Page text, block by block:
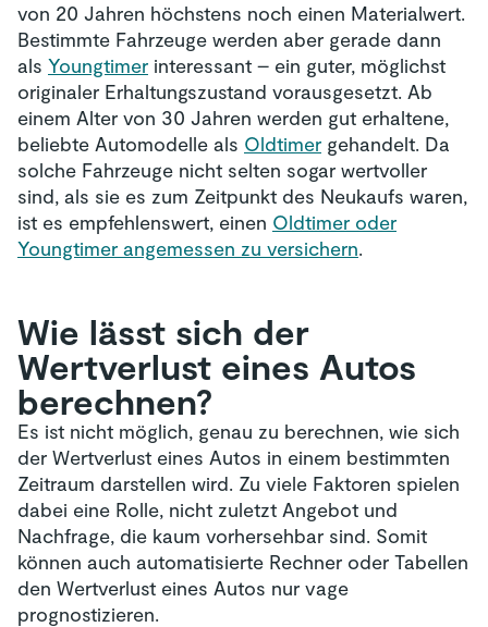
von 20 Jahren höchstens noch einen Materialwert.
Bestimmte Fahrzeuge werden aber gerade dann
als Youngtimer interessant – ein guter, möglichst
originaler Erhaltungszustand vorausgesetzt. Ab
einem Alter von 30 Jahren werden gut erhaltene,
beliebte Automodelle als Oldtimer gehandelt. Da
solche Fahrzeuge nicht selten sogar wertvoller
sind, als sie es zum Zeitpunkt des Neukaufs waren,
ist es empfehlenswert, einen Oldtimer oder
Youngtimer angemessen zu versichern.
Wie lässt sich der
Wertverlust eines Autos
berechnen?
Es ist nicht möglich, genau zu berechnen, wie sich
der Wertverlust eines Autos in einem bestimmten
Zeitraum darstellen wird. Zu viele Faktoren spielen
dabei eine Rolle, nicht zuletzt Angebot und
Nachfrage, die kaum vorhersehbar sind. Somit
können auch automatisierte Rechner oder Tabellen
den Wertverlust eines Autos nur vage
prognostizieren.